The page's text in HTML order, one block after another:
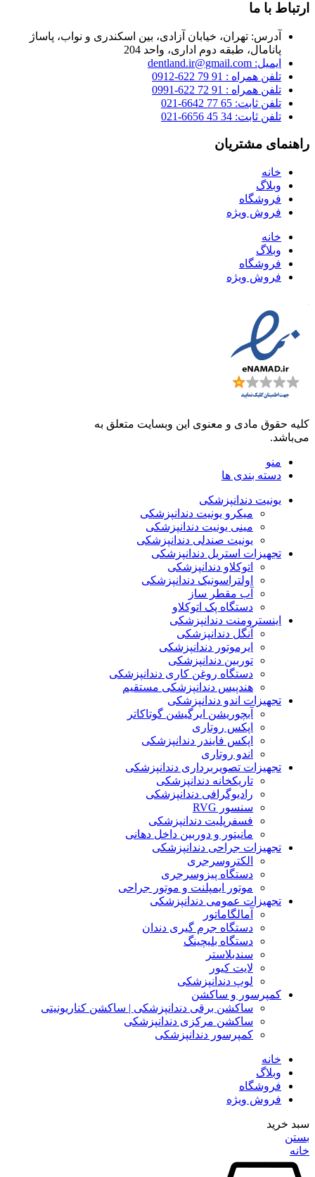
ارتباط با ما
آدرس: تهران، خیابان آزادی، بین اسکندری و نواب، پاساژ
پانامال، طبقه دوم اداری، واحد 204
ایمیل: dentland.ir@gmail.com
تلفن همراه : 91 79 622-0912
تلفن همراه : 91 72 622-0991
تلفن ثابت: 65 77 6642-021
تلفن ثابت: 34 45 6656-021
راهنمای مشتریان
خانه
وبلاگ
فروشگاه
فروش ویژه
خانه
وبلاگ
فروشگاه
فروش ویژه
کلیه حقوق مادی و معنوی این وبسایت متعلق به
می‌باشد.
منو
دسته بندی ها
یونیت دندانپزشکی
میکرو یونیت دندانپزشکی
مینی یونیت دندانپزشکی
یونیت صندلی دندانپزشکی
تجهیزات استریل دندانپزشکی
اتوکلاو دندانپزشکی
اولتراسونیک دندانپزشکی
آب مقطر ساز
دستگاه پک اتوکلاو
اینسترومنت دندانپزشکی
آنگل دندانپزشکی
ایرموتور دندانپزشکی
توربین دندانپزشکی
دستگاه روغن کاری دندانپزشکی
هندپیس دندانپزشکی مستقیم
تجهیزات اندو دندانپزشکی
آبچوریشن ایرگیشن گوتاکاتر
اپکس روتاری
اپکس فایندر دندانپزشکی
اندو روتاری
تجهیزات تصویربرداری دندانپزشکی
تاریکخانه دندانپزشکی
رادیوگرافی دندانپزشکی
سنسور RVG
فسفرپلیت دندانپزشکی
مانیتور و دوربین داخل دهانی
تجهیزات جراحی دندانپزشکی
الکتروسرجری
دستگاه پیزوسرجری
موتور ایمپلنت و موتور جراحی
تجهیزات عمومی دندانپزشکی
آمالگاماتور
دستگاه جرم گیری دندان
دستگاه بلیچینگ
سندبلاستر
لایت کیور
لوپ دندانپزشکی
کمپرسور و ساکشن
ساکشن برقی دندانپزشکی | ساکشن کناریونیتی
ساکشن مرکزی دندانپزشکی
کمپرسور دندانپزشکی
خانه
وبلاگ
فروشگاه
فروش ویژه
سبد خرید
بستن
خانه